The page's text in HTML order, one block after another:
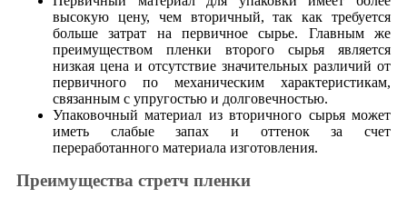
высокую цену, чем вторичный, так как требуется
больше затрат на первичное сырье. Главным же
преимуществом пленки второго сырья является
низкая цена и отсутствие значительных различий от
первичного по механическим характеристикам,
связанным с упругостью и долговечностью.
Упаковочный материал из вторичного сырья может
иметь слабые запах и оттенок за счет
переработанного материала изготовления.
Преимущества стретч пленки